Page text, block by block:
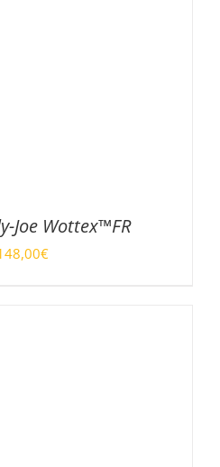
Joe Wottex™FR
€